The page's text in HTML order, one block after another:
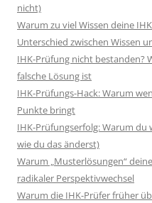
nicht)
Warum zu viel Wissen deine
Unterschied zwischen Wissen
IHK-Prüfung nicht bestanden?
falsche Lösung ist
IHK-Prüfungs-Hack: Warum
Punkte bringt
IHK-Prüfungserfolg: Warum du
wie du das änderst)
Warum „Musterlösungen“
radikaler Perspektivwechsel
Warum die IHK-Prüfer früher